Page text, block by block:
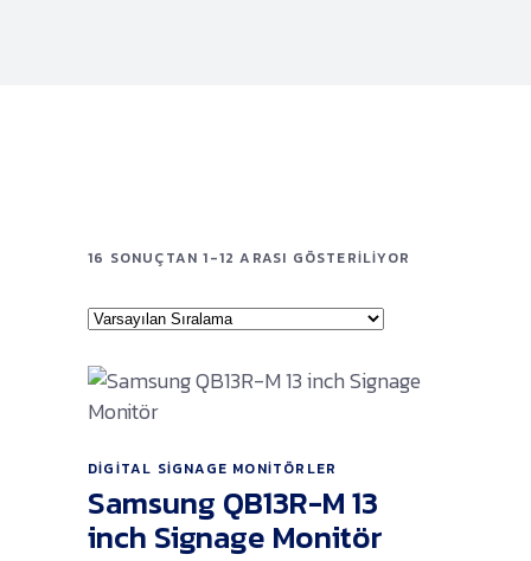
16 SONUÇTAN 1-12 ARASI GÖSTERILIYOR
Ürünü İncele
DIGITAL SIGNAGE MONITÖRLER
Samsung QB13R-M 13
inch Signage Monitör